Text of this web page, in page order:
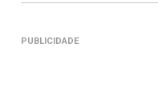
PUBLICIDADE